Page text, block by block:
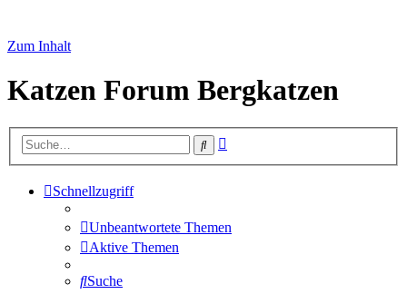
Zum Inhalt
Katzen Forum Bergkatzen
Suche
Schnellzugriff
Unbeantwortete Themen
Aktive Themen
Suche